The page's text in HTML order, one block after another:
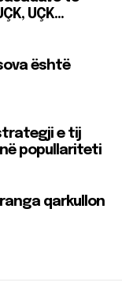
UÇK…
është
e tij
popullariteti
qarkullon